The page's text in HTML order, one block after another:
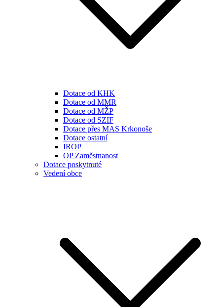
Dotace od KHK
Dotace od MMR
Dotace od MŽP
Dotace od SZIF
Dotace přes MAS Krkonoše
Dotace ostatní
IROP
OP Zaměstnanost
Dotace poskytnuté
Vedení obce